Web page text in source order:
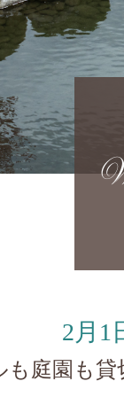
2月1
も庭園も